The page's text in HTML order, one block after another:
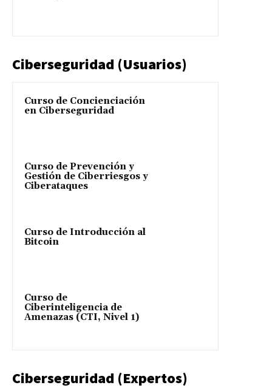
Ciberseguridad (Usuarios)
Curso de Concienciación
en Ciberseguridad
Curso de Prevención y
Gestión de Ciberriesgos y
Ciberataques
Curso de Introducción al
Bitcoin
Curso de
Ciberinteligencia de
Amenazas (CTI, Nivel 1)
Ciberseguridad (Expertos)